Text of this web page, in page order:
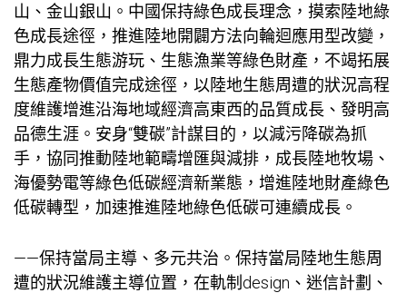
山、金山銀山。中國保持綠色成長理念，摸索陸地綠
色成長途徑，推進陸地開闢方法向輪迴應用型改變，
鼎力成長生態游玩、生態漁業等綠色財產，不竭拓展
生態產物價值完成途徑，以陸地生態周遭的狀況高程
度維護增進沿海地域經濟高東西的品質成長、發明高
品德生涯。安身“雙碳”計謀目的，以減污降碳為抓
手，協同推動陸地範疇增匯與減排，成長陸地牧場、
海優勢電等綠色低碳經濟新業態，增進陸地財產綠色
低碳轉型，加速推進陸地綠色低碳可連續成長。
——保持當局主導、多元共治。保持當局陸地生態周
遭的狀況維護主導位置，在軌制design、迷信計劃、